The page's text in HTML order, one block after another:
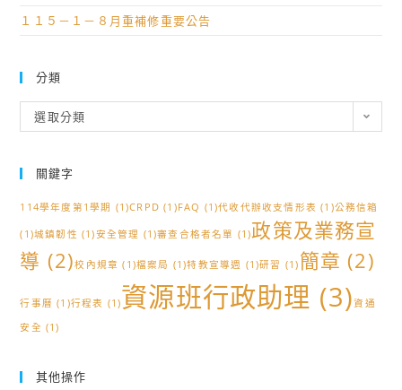
１１５－１－８月重補修重要公告
分類
類
選取分類
關鍵字
114學年度第1學期 (1)CRPD (1)FAQ (1)代收代辦收支情形表 (1)公務信箱
(1)城鎮韌性 (1)安全管理 (1)審查合格者名單 (1)政策及業務宣
導 (2)校內規章 (1)檔案局 (1)特教宣導週 (1)研習 (1) 簡章 (2)
行事曆 (1)行程表 (1)資源班行政助理 (3)資通
安全 (1)
其他操作